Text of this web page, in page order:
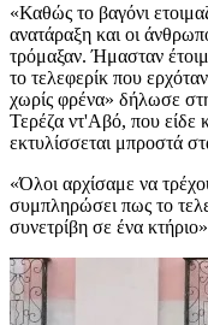
«Καθώς το βαγόνι
ανατάραξη και οι
τρόμαξαν. Ήμασταν
το τελεφερίκ που
χωρίς φρένα» δήλωσε
Τερέζα ντ'Αβό, που είδε
εκτυλίσσεται μπροστά
«Όλοι αρχίσαμε να
συμπληρώσει πως το
συνετρίβη σε ένα κτήριο»